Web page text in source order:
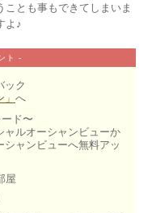
とも事もできてしまいま
ト -
ック
へ
ド〜
ャルオーシャンビューか
シャンビューへ無料アッ
屋